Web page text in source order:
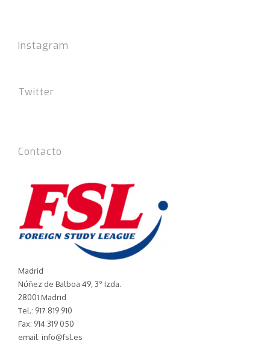
Instagram
Twitter
Contacto
Madrid
Núñez de Balboa 49, 3º Izda.
28001 Madrid
Tel.: 917 819 910
Fax: 914 319 050
email: info@fsl.es